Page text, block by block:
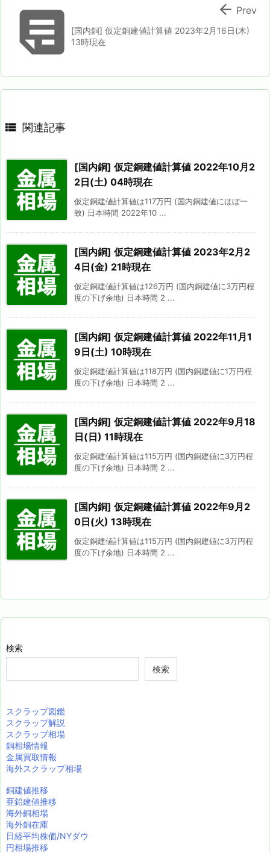
[国内銅] 仮定銅建値計算値 2023年2月16日(木)
13時現在
 Prev
 関連記事
[国内銅] 仮定銅建値計算値 2022年10月2
2日(土) 04時現在
仮定銅建値計算値は117万円 (国内銅建値にほぼ一
致) 日本時間 2022年10 ...
[国内銅] 仮定銅建値計算値 2023年2月2
4日(金) 21時現在
仮定銅建値計算値は126万円 (国内銅建値に3万円程
度の下げ余地) 日本時間 2 ...
[国内銅] 仮定銅建値計算値 2022年11月1
9日(土) 10時現在
仮定銅建値計算値は118万円 (国内銅建値に1万円程
度の下げ余地) 日本時間 2 ...
[国内銅] 仮定銅建値計算値 2022年9月18
日(日) 11時現在
仮定銅建値計算値は115万円 (国内銅建値に3万円程
度の下げ余地) 日本時間 2 ...
[国内銅] 仮定銅建値計算値 2022年9月2
0日(火) 13時現在
仮定銅建値計算値は115万円 (国内銅建値に3万円程
度の下げ余地) 日本時間 2 ...
検索
検索
スクラップ図鑑
スクラップ解説
スクラップ相場
銅相場情報
金属買取情報
海外スクラップ相場
銅建値推移
亜鉛建値推移
海外銅相場
海外銅在庫
日経平均株価/NYダウ
円相場推移